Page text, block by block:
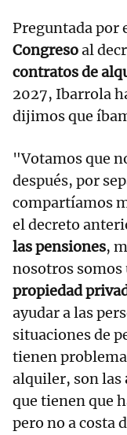
Preguntada por
Congresoal
contratos de
2027, Ibarrola
dijimos que
"Votamos que
después, por
compartíamos
el decreto
las pensiones,
nosotros somos
propiedad
ayudar a las
situaciones de
tienen
alquiler, son las
que tienen que
pero no a costa